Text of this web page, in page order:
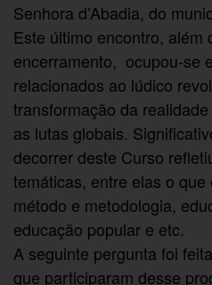
Senhora d’Abadia, do
Este último encontro, além
encerramento, ocupou-se
relacionados ao lúdico
transformação da
as lutas globais.
decorrer deste Curso
temáticas, entre elas o
método e metodologia,
educação popular e etc.
A seguinte pergunta foi
que participaram desse